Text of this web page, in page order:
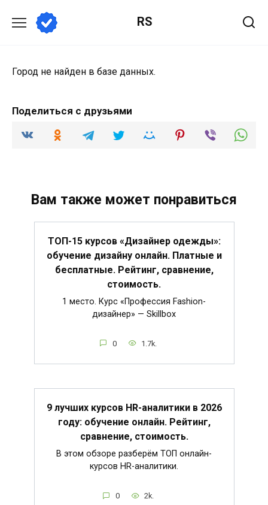
содержанию
RS
Город не найден в базе данных.
Поделиться с друзьями
Вам также может понравиться
ТОП-15 курсов «Дизайнер одежды»:
обучение дизайну онлайн. Платные и
бесплатные. Рейтинг, сравнение,
стоимость.
1 место. Курс «Профессия Fashion-
дизайнер» — Skillbox
0 1.7k.
9 лучших курсов HR-аналитики в 2026
году: обучение онлайн. Рейтинг,
сравнение, стоимость.
В этом обзоре разберём ТОП онлайн-
курсов HR-аналитики.
0 2k.